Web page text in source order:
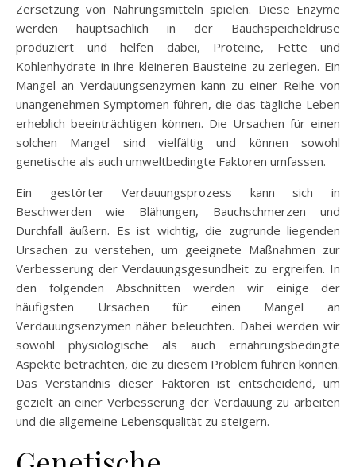
Zersetzung von Nahrungsmitteln spielen. Diese Enzyme
werden hauptsächlich in der Bauchspeicheldrüse
produziert und helfen dabei, Proteine, Fette und
Kohlenhydrate in ihre kleineren Bausteine zu zerlegen. Ein
Mangel an Verdauungsenzymen kann zu einer Reihe von
unangenehmen Symptomen führen, die das tägliche Leben
erheblich beeinträchtigen können. Die Ursachen für einen
solchen Mangel sind vielfältig und können sowohl
genetische als auch umweltbedingte Faktoren umfassen.
Ein gestörter Verdauungsprozess kann sich in
Beschwerden wie Blähungen, Bauchschmerzen und
Durchfall äußern. Es ist wichtig, die zugrunde liegenden
Ursachen zu verstehen, um geeignete Maßnahmen zur
Verbesserung der Verdauungsgesundheit zu ergreifen. In
den folgenden Abschnitten werden wir einige der
häufigsten Ursachen für einen Mangel an
Verdauungsenzymen näher beleuchten. Dabei werden wir
sowohl physiologische als auch ernährungsbedingte
Aspekte betrachten, die zu diesem Problem führen können.
Das Verständnis dieser Faktoren ist entscheidend, um
gezielt an einer Verbesserung der Verdauung zu arbeiten
und die allgemeine Lebensqualität zu steigern.